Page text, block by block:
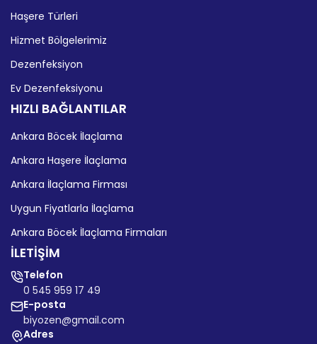
Haşere Türleri
Hizmet Bölgelerimiz
Dezenfeksiyon
Ev Dezenfeksiyonu
HIZLI BAĞLANTILAR
Ankara Böcek İlaçlama
Ankara Haşere İlaçlama
Ankara İlaçlama Firması
Uygun Fiyatlarla İlaçlama
Ankara Böcek İlaçlama Firmaları
İLETİŞİM
Telefon
0 545 959 17 49
E-posta
biyozen@gmail.com
Adres